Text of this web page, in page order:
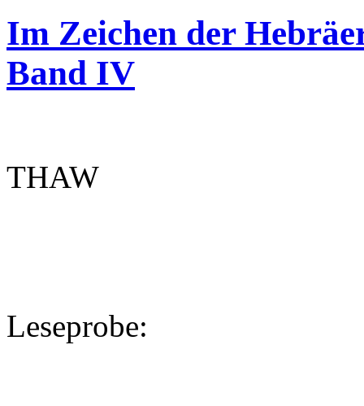
Im Zeichen der
Band IV
THAW
Leseprobe: